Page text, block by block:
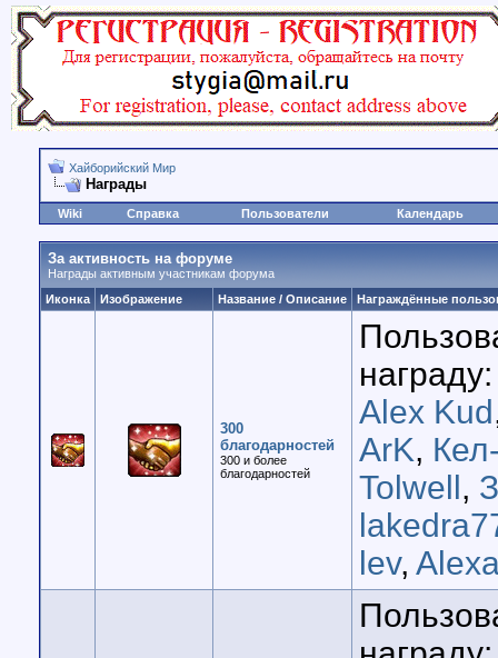
Хайборийский Мир
Награды
Wiki Справка Пользователи Календарь
За активность на форуме
Награды активным участникам форума
Иконка
Изображение Название / Описание Награждённые
300
благодарностей
300 и более
благодарностей
Alex Kud
ArK,
Tolwell,
lev,